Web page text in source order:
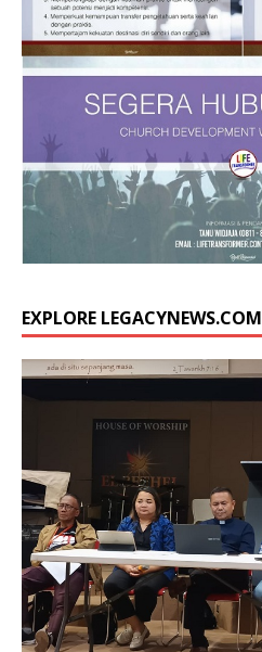
EXPLORE LEGACYNEWS.COM